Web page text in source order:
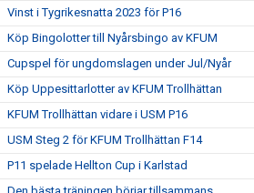
Vinst i Tygrikesnatta 2023 för P16
Köp Bingolotter till Nyårsbingo av KFUM
Cupspel för ungdomslagen under Jul/Nyår
Köp Uppesittarlotter av KFUM Trollhättan
KFUM Trollhättan vidare i USM P16
USM Steg 2 för KFUM Trollhättan F14
P11 spelade Hellton Cup i Karlstad